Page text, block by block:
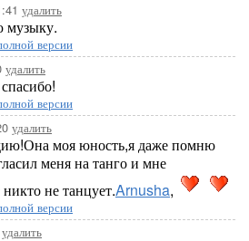
удалить
музыку.
версии
удалить
версии
удалить
моя юность,я даже помню
меня на танго и мне
не танцует.Arnusha,
версии
удалить